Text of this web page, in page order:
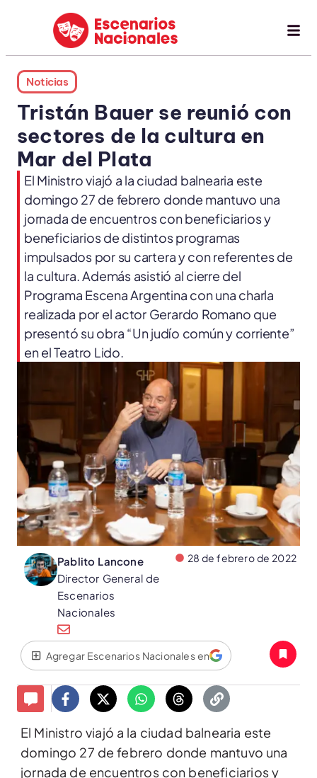
Noticias
Tristán Bauer se reunió con
sectores de la cultura en
Mar del Plata
El Ministro viajó a la ciudad balnearia este
domingo 27 de febrero donde mantuvo una
jornada de encuentros con beneficiarios y
beneficiarios de distintos programas
impulsados por su cartera y con referentes de
la cultura. Además asistió al cierre del
Programa Escena Argentina con una charla
realizada por el actor Gerardo Romano que
presentó su obra “Un judío común y corriente”
en el Teatro Lido.
Pablito Lancone
Director General de
Escenarios
Nacionales
28 de febrero de 2022
Agregar Escenarios Nacionales en
El Ministro viajó a la ciudad balnearia este
domingo 27 de febrero donde mantuvo una
jornada de encuentros con beneficiarios y